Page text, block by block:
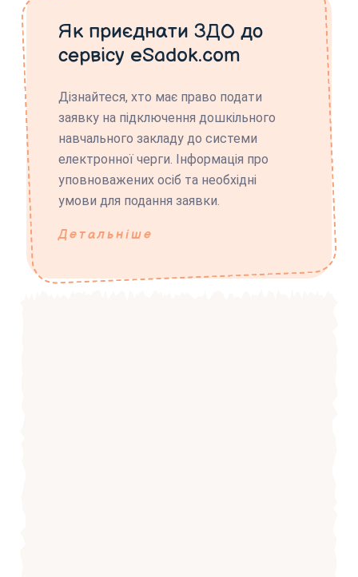
Як приєднати ЗДО до
сервісу eSadok.com
Дізнайтеся, хто має право подати
заявку на підключення дошкільного
навчального закладу до системи
електронної черги. Інформація про
уповноважених осіб та необхідні
умови для подання заявки.
Детальніше